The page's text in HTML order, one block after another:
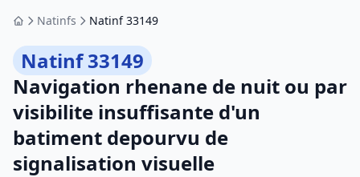
AccueilNatinfs Natinf 33149
Natinf 33149
Navigation rhenane de nuit ou par
visibilite insuffisante d'un
batiment depourvu de
signalisation visuelle